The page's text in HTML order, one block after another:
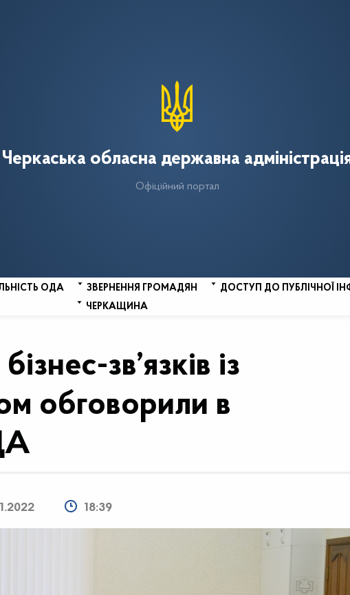
Черкаська обласна державна
Офіційний портал
ОДА ЗВЕРНЕННЯ ГРОМАДЯН
ДОСТУП ДО ПУБЛІЧНОЇ
ЧЕРКАЩИНА
зв’язків із
обговорили в
18:39